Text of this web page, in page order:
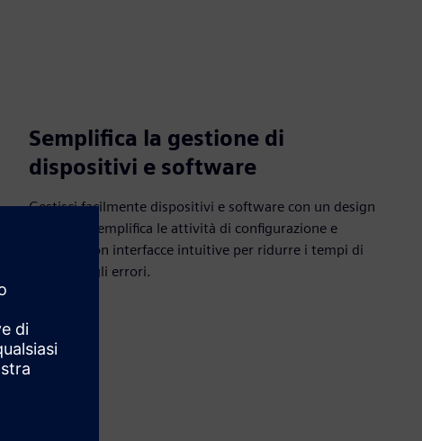
Semplifica la gestione di
dispositivi e software
Gestisci facilmente dispositivi e software con un design
intuitivo. Semplifica le attività di configurazione e
gestione con interfacce intuitive per ridurre i tempi di
training e gli errori.